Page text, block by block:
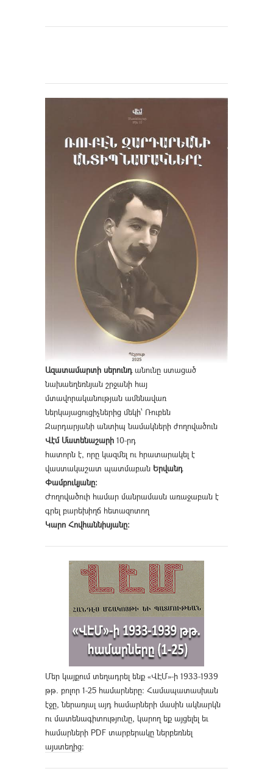
Ազատամարտի սերունդանունը ստացած
նախաեղեռնյան շրջանի հայ
մտավորականության ամենավառ
ներկայացուցիչներից մեկի՝ Ռուբեն
Զարդարյանի անտիպ նամակների ժողովածուն
Վէմ Մատենաշարի 10-րդ
հատորն է, որը կազմել ու հրատարակել է
վաստակաշատ պատմաբան Երվանդ
Փամբուկյանը։
Ժողովածուի համար մանրամասն առաջաբան է
գրել բարեխիղճ հետազոտող
Կարո Հովհաննիսյանը։
Մեր կայքում տեղադրել ենք «ՎԷՄ»-ի 1933-1939
թթ. բոլոր 1-25 համարները։ Համապատասխան
էջը, ներառյալ այդ համարների մասին ակնարկն
ու մատենագիտությունը, կարող եք այցելել եւ
համարների PDF տարբերակը ներբեռնել
այստեղից։